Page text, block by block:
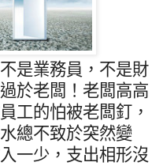
是業務員，不是財
於老闆！老闆高高
工的怕被老闆釘，
總不致於突然變
一少，支出相形沒